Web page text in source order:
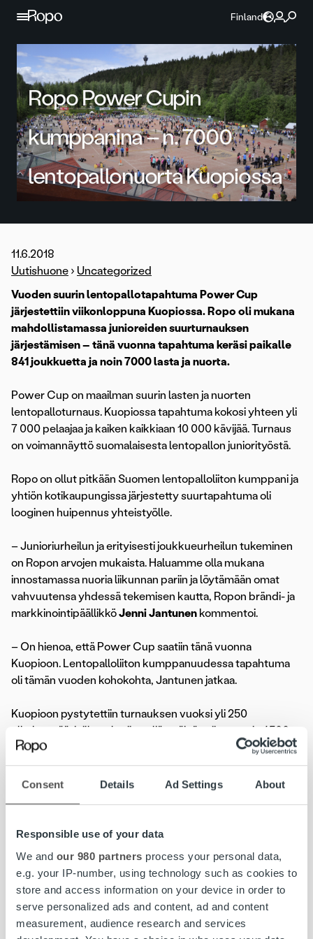
Consent Details Ad Settings About
Responsible use of your data
We and our 980 partners process your personal data,
e.g. your IP-number, using technology such as cookies to
store and access information on your device in order to
serve personalized ads and content, ad and content
measurement, audience research and services
Jatka sisältöön
Finland
Ropo Power Cupin
kumppanina – n. 7000
lentopallonuorta Kuopiossa
11.6.2018
Uutishuone › Uncategorized
Vuoden suurin lentopallotapahtuma Power Cup
järjestettiin viikonloppuna Kuopiossa. Ropo oli mukana
mahdollistamassa junioreiden suurturnauksen
järjestämisen – tänä vuonna tapahtuma keräsi paikalle
841 joukkuetta ja noin 7000 lasta ja nuorta.
Power Cup on maailman suurin lasten ja nuorten
lentopalloturnaus. Kuopiossa tapahtuma kokosi yhteen yli
7 000 pelaajaa ja kaiken kaikkiaan 10 000 kävijää. Turnaus
on voimannäyttö suomalaisesta lentopallon juniorityöstä.
Ropo on ollut pitkään Suomen lentopalloliiton kumppani ja
yhtiön kotikaupungissa järjestetty suurtapahtuma oli
looginen huipennus yhteistyölle.
– Junioriurheilun ja erityisesti joukkueurheilun tukeminen
on Ropon arvojen mukaista. Haluamme olla mukana
innostamassa nuoria liikunnan pariin ja löytämään omat
vahvuutensa yhdessä tekemisen kautta, Ropon brändi- ja
markkinointipäällikköJenni Jantunen kommentoi.
– On hienoa, että Power Cup saatiin tänä vuonna
Kuopioon. Lentopalloliiton kumppanuudessa tapahtuma
oli tämän vuoden kohokohta, Jantunen jatkaa.
Kuopioon pystytettiin turnauksen vuoksi yli 250
ulkokenttää, joilla pelattiin neljän päivän aikana noin 4500
ottelua. Otteluiden lisäksi tapahtumaan liittyi paljon
oheisohjelmaa Kuopio-hallissa ja ympäri kaupunkia.
edustuksesta paikalla olivat mm. päävalmentaja
Olli Kunnari